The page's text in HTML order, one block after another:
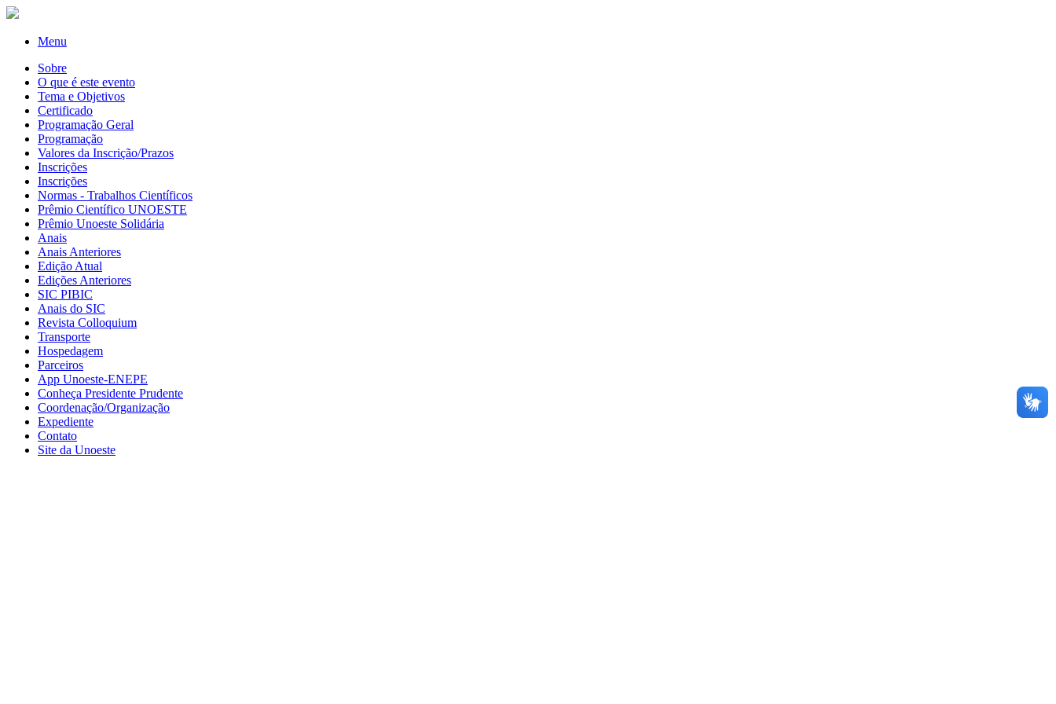
Menu
Sobre
O que é este evento
Tema e Objetivos
Certificado
Programação Geral
Programação
Valores da Inscrição/Prazos
Inscrições
Inscrições
Normas - Trabalhos Científicos
Prêmio Científico UNOESTE
Prêmio Unoeste Solidária
Anais
Anais Anteriores
Edição Atual
Edições Anteriores
SIC PIBIC
Anais do SIC
Revista Colloquium
Transporte
Hospedagem
Parceiros
App Unoeste-ENEPE
Conheça Presidente Prudente
Coordenação/Organização
Expediente
Contato
Site da Unoeste